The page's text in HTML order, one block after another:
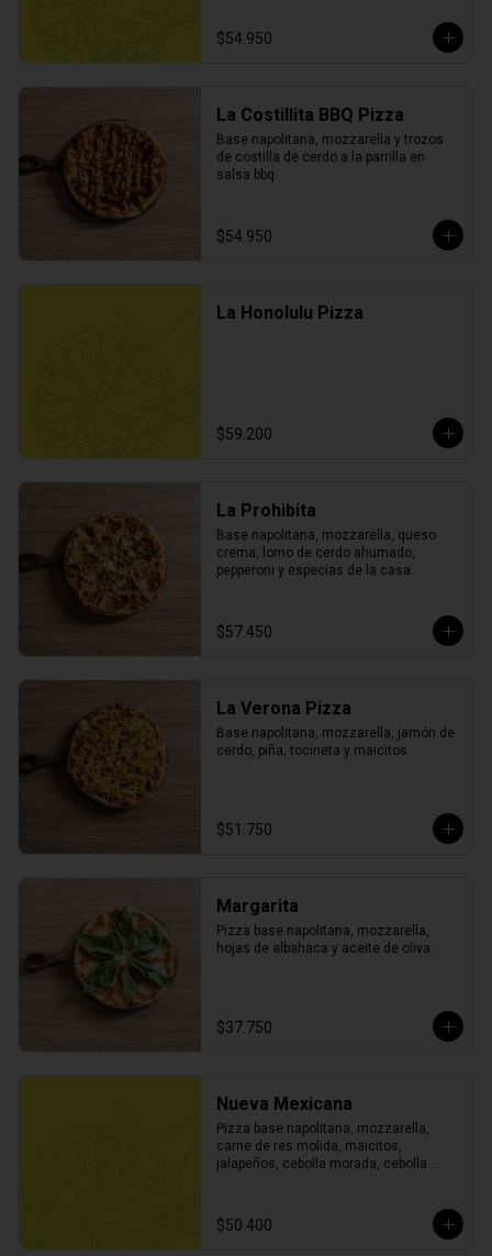
$54.950
La Costillita BBQ Pizza
Base napolitana, mozzarella y trozos
de costilla de cerdo a la parrilla en
salsa bbq.
$54.950
La Honolulu Pizza
$59.200
La Prohibita
Base napolitana, mozzarella, queso
crema, lomo de cerdo ahumado,
pepperoni y especias de la casa.
$57.450
La Verona Pizza
Base napolitana, mozzarella, jamón de
cerdo, piña, tocineta y maicitos.
$51.750
Margarita
Pizza base napolitana, mozzarella,
hojas de albahaca y aceite de oliva.
$37.750
Nueva Mexicana
Pizza base napolitana, mozzarella,
carne de res molida, maicitos,
jalapeños, cebolla morada, cebolla
$50.400